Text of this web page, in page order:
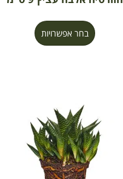
בחר אפשרויות